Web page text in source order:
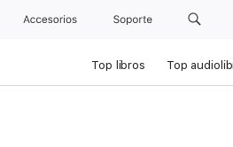
Accesorios Soporte
Top libros Top